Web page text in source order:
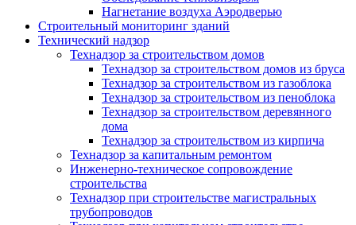
Нагнетание воздуха Аэродверью
Строительный мониторинг зданий
Технический надзор
Технадзор за строительством домов
Технадзор за строительством домов из бруса
Технадзор за строительством из газоблока
Технадзор за строительством из пеноблока
Технадзор за строительством деревянного
дома
Технадзор за строительством из кирпича
Технадзор за капитальным ремонтом
Инженерно-техническое сопровождение
строительства
Технадзор при строительстве магистральных
трубопроводов